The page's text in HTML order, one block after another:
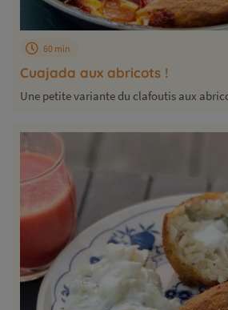
Cuajada aux abricots !
60 min
Une petite variante du clafoutis aux